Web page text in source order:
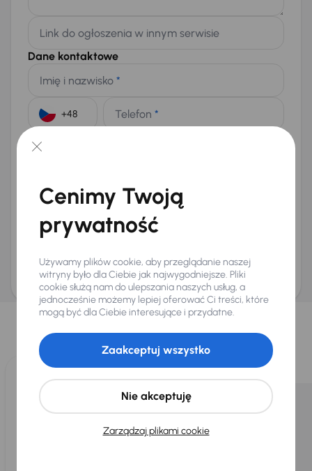
Link do ogłoszenia w innym serwisie
Dane kontaktowe
Imię i nazwisko *
Telefon *
E-mail
Na numer telefonu (opcjonalnie)
Wyślij zapytanie
ani zagwarantowaną dostępnością pojazdu. AURES Holdings a.s., z siedzibą
Dopraváků 874/15, Čimice, 184 00 Praga 8, będzie przechowywać i przetwarzać
Twoje dane osobowe zgodnie z zasadami ochrony i przetwarzaniadanych
osobowych
Wybraliśmy dla Ciebie
Wybieramy dla Ciebienajlepsze pojazdyz naszej oferty. Kupimy
dla Ciebiedo 400 pojazdówkażdego dnia.
Cenimy Twoją
prywatność
Używamy plików cookie, aby przeglądanie naszej
witryny było dla Ciebie jak najwygodniejsze. Pliki
cookie służą nam do ulepszania naszych usług, a
jednocześnie możemy lepiej oferować Ci treści, które
mogą być dla Ciebie interesujące i przydatne.
Zarządzaj plikami cookie
Nie akceptuję
Zaakceptuj wszystko